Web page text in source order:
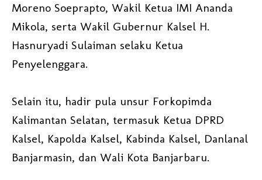
Moreno Soeprapto, Wakil Ketua IMI Ananda
Mikola, serta Wakil Gubernur Kalsel H.
Hasnuryadi Sulaiman selaku Ketua
Penyelenggara.
Selain itu, hadir pula unsur Forkopimda
Kalimantan Selatan, termasuk Ketua DPRD
Kalsel, Kapolda Kalsel, Kabinda Kalsel, Danlanal
Banjarmasin, dan Wali Kota Banjarbaru.